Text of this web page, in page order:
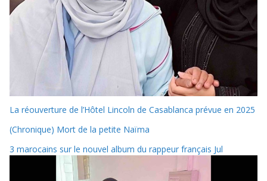
La réouverture de l’Hôtel Lincoln de Casablanca prévue en 2025
(Chronique) Mort de la petite Naïma
3 marocains sur le nouvel album du rappeur français Jul